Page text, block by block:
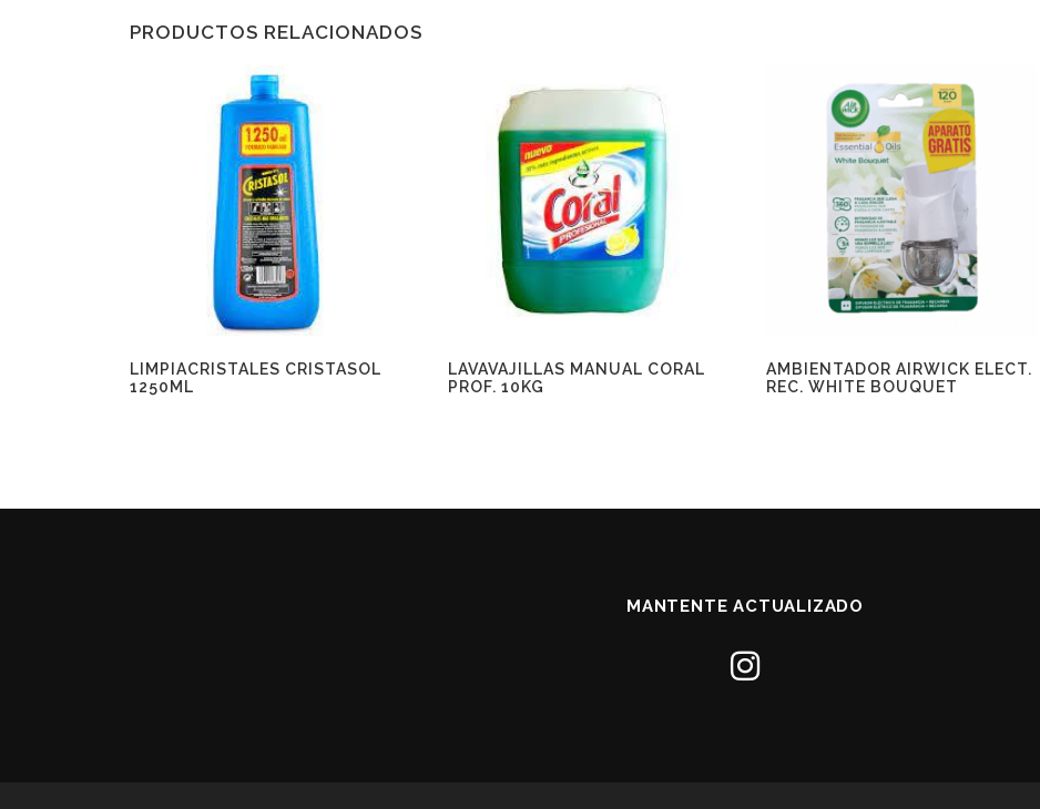
PRODUCTOS RELACIONADOS
LIMPIACRISTALES CRISTASOL
1250ML
LAVAVAJILLAS MANUAL CORAL
PROF. 10KG
AMBIENTADOR AIRWICK ELECT.
REC. WHITE BOUQUET
MANTENTE ACTUALIZADO